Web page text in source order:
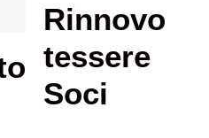
Rinnovo
tessere
Soci